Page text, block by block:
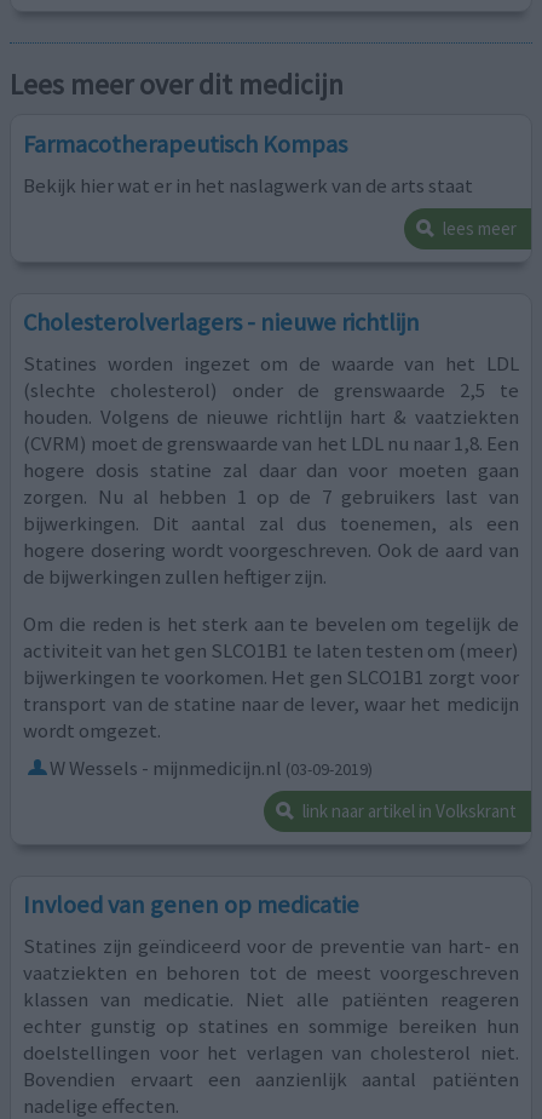
Lees meer over dit medicijn
Farmacotherapeutisch Kompas
Bekijk hier wat er in het naslagwerk van de arts staat
lees meer
Cholesterolverlagers - nieuwe richtlijn
Statines worden ingezet om de waarde van het LDL
(slechte cholesterol) onder de grenswaarde 2,5 te
houden. Volgens de nieuwe richtlijn hart & vaatziekten
(CVRM) moet de grenswaarde van het LDL nu naar 1,8. Een
hogere dosis statine zal daar dan voor moeten gaan
zorgen. Nu al hebben 1 op de 7 gebruikers last van
bijwerkingen. Dit aantal zal dus toenemen, als een
hogere dosering wordt voorgeschreven. Ook de aard van
de bijwerkingen zullen heftiger zijn.
Om die reden is het sterk aan te bevelen om tegelijk de
activiteit van het gen SLCO1B1 te laten testen om (meer)
bijwerkingen te voorkomen. Het gen SLCO1B1 zorgt voor
transport van de statine naar de lever, waar het medicijn
wordt omgezet.
W Wessels - mijnmedicijn.nl (03-09-2019)
link naar artikel in Volkskrant
Invloed van genen op medicatie
Statines zijn geïndiceerd voor de preventie van hart- en
vaatziekten en behoren tot de meest voorgeschreven
klassen van medicatie. Niet alle patiënten reageren
echter gunstig op statines en sommige bereiken hun
doelstellingen voor het verlagen van cholesterol niet.
Bovendien ervaart een aanzienlijk aantal patiënten
nadelige effecten.